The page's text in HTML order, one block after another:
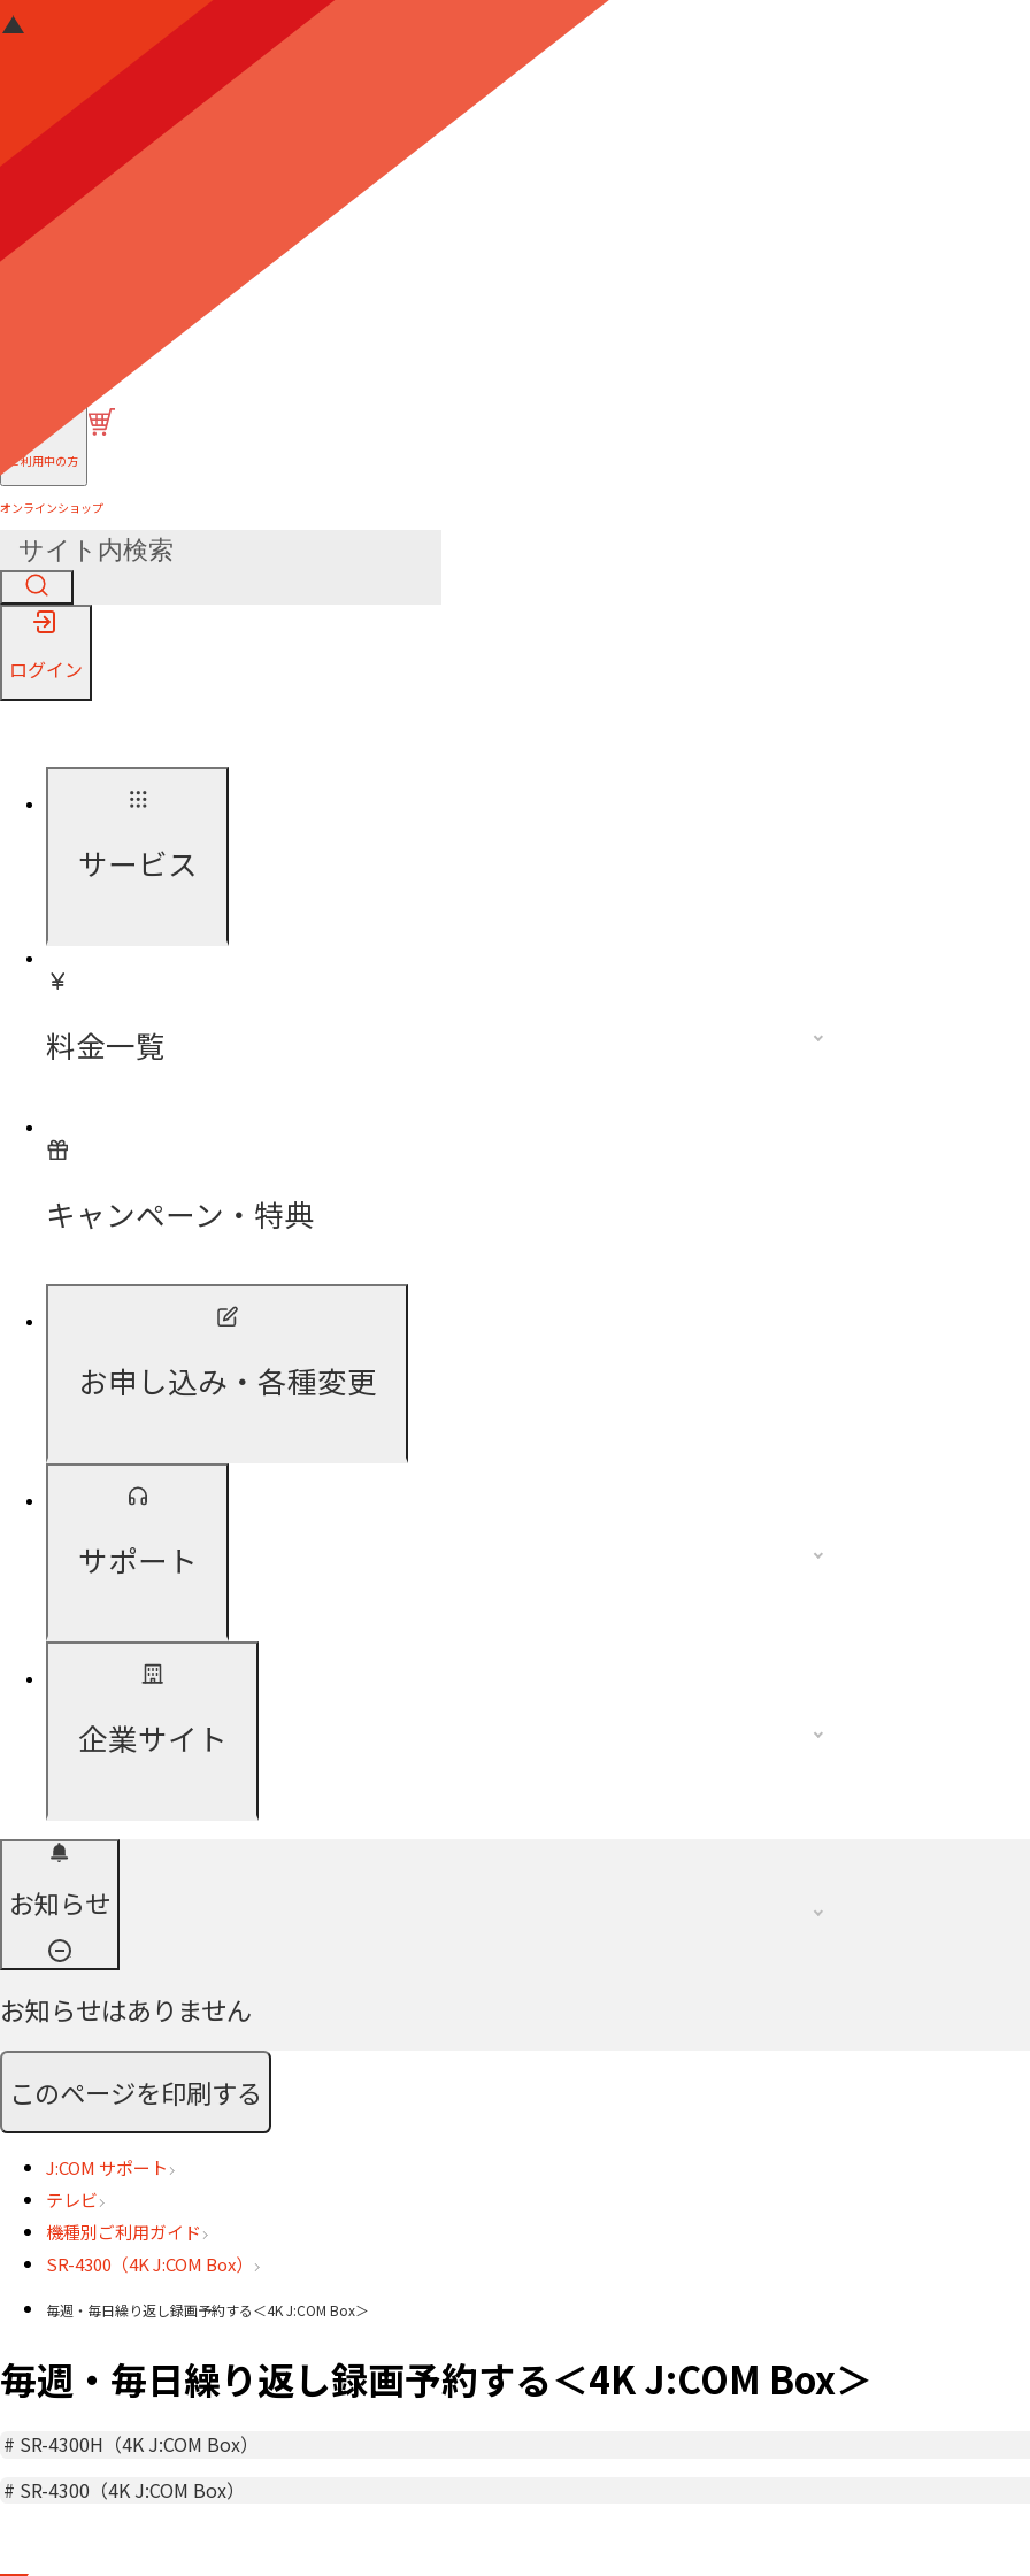
ご利用中の方
オンラインショップ
ログイン
サービス
料金一覧
キャンペーン・特典
お申し込み・各種変更
サポート
企業サイト
お知らせ
お知らせはありません
このページを印刷する
J:COM サポート
テレビ
機種別ご利用ガイド
SR-4300（4K J:COM Box）
毎週・毎日繰り返し録画予約する＜4K J:COM Box＞
毎週・毎日繰り返し録画予約する＜4K J:COM Box＞
# SR-4300H（4K J:COM Box）
# SR-4300（4K J:COM Box）